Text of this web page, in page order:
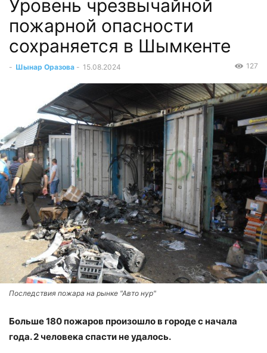
Уровень чрезвычайной
пожарной опасности
сохраняется в Шымкенте
- Шынар Оразова - 15.08.2024 127
Последствия пожара на рынке "Авто нур"
Больше 180 пожаров произошло в городе с начала
года. 2 человека спасти не удалось.